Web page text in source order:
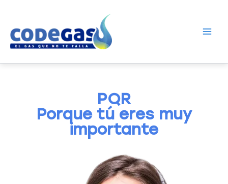
contenido
PQR
Porque tú eres muy
importante